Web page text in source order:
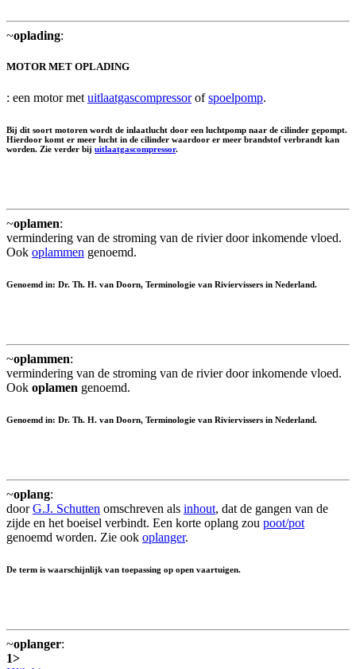
~oplading:
MOTOR MET OPLADING
: een motor met uitlaatgascompressorofspoelpomp.
Bij dit soort motoren wordt de inlaatlucht door een luchtpomp naar de cilinder gepompt.
Hierdoor komt er meer lucht in de cilinder waardoor er meer brandstof verbrandt kan
worden. Zie verder bij uitlaatgascompressor.
~oplamen:
vermindering van de stroming van de rivier door inkomende vloed.
Ook oplammen genoemd.
Genoemd in: Dr. Th. H. van Doorn, Terminologie van Riviervissers in Nederland.
~oplammen:
vermindering van de stroming van de rivier door inkomende vloed.
Ook oplamen genoemd.
Genoemd in: Dr. Th. H. van Doorn, Terminologie van Riviervissers in Nederland.
~oplang:
doorG.J. Schutten omschreven als inhout, dat de gangen van de
zijde en het boeisel verbindt. Een korte oplang zou poot/pot
genoemd worden. Zie ook oplanger.
De term is waarschijnlijk van toepassing op open vaartuigen.
~oplanger:
1>